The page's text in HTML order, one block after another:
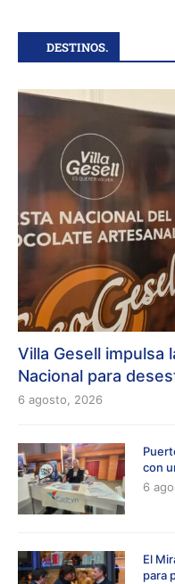
DESTINOS.
Villa Gesell impulsa
Nacional para
6 agosto, 2026
con
6
El
para